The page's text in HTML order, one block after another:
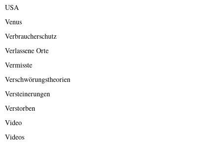
USA
Venus
Verbraucherschutz
Verlassene Orte
Vermisste
Verschwörungstheorien
Versteinerungen
Verstorben
Video
Videos